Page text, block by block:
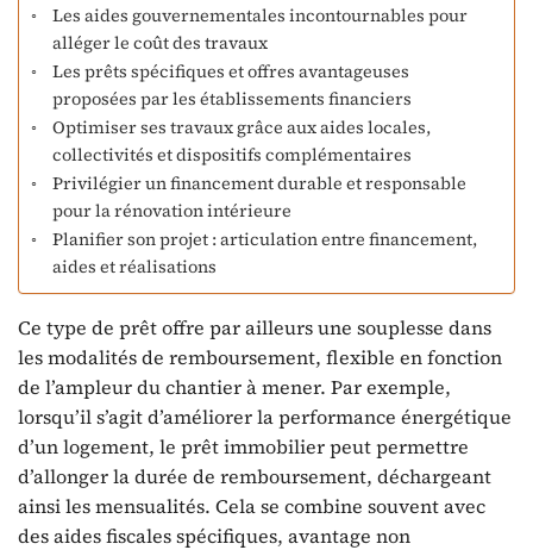
Les aides gouvernementales incontournables pour
alléger le coût des travaux
Les prêts spécifiques et offres avantageuses
proposées par les établissements financiers
Optimiser ses travaux grâce aux aides locales,
collectivités et dispositifs complémentaires
Privilégier un financement durable et responsable
pour la rénovation intérieure
Planifier son projet : articulation entre financement,
aides et réalisations
Ce type de prêt offre par ailleurs une souplesse dans
les modalités de remboursement, flexible en fonction
de l’ampleur du chantier à mener. Par exemple,
lorsqu’il s’agit d’améliorer la performance énergétique
d’un logement, le prêt immobilier peut permettre
d’allonger la durée de remboursement, déchargeant
ainsi les mensualités. Cela se combine souvent avec
des aides fiscales spécifiques, avantage non